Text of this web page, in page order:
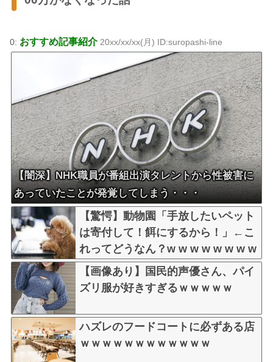
0: おすすめ記事紹介20xx/xx/xx(月) ID:suropashi-line
【闇深】NHK職員が番組出演タレントから性被害に
あっていたことが発覚してしまう・・・
【驚愕】動物園「手放したいペット
は寄付して！餌にするから！」←こ
れってどうなん？w w w w w w w w
w w
【画像あり】国民的声優さん、パイ
ズリ服が好きすぎるｗｗｗｗｗ
ハズレのフードコートに必ずある店
ｗｗｗｗｗｗｗｗｗｗｗｗ